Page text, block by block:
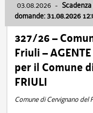
03.08.2026 -
domande: 31.08.2026
327/26 –
Friuli –
per il Comune
FRIULI
Comune di Cervignano del